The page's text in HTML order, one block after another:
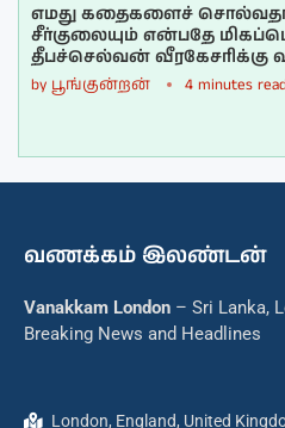
எமது கதைகளைச்
சீர்குலையும் என்பதே
தீபச்செல்வன் வீரகேசரிக்கு
by பூங்குன்றன் 4 minutes
வணக்கம் இலண்டன்
Vanakkam London – Sri Lanka,
Breaking News and Headlines
London, England, United